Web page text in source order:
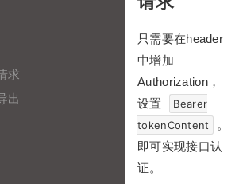
求
出
只需要在header
中增加
Authorization，
设置
Bearer
tokenContent
。
即可实现接口认
证。